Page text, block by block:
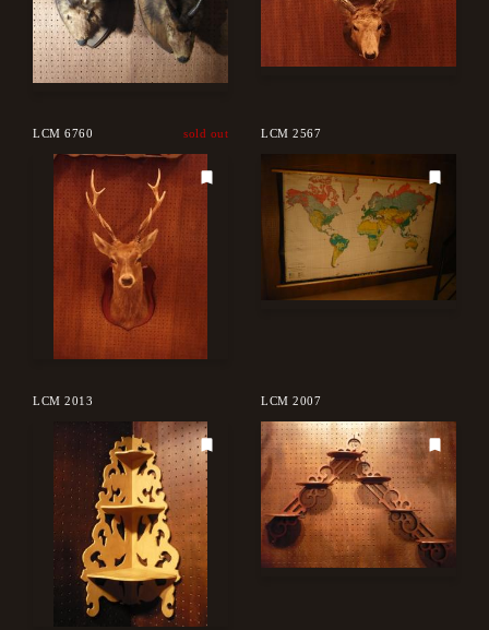
LCM 6760 sold out LCM 2567
LCM 2013 LCM 2007